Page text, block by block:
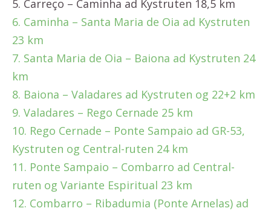
5. Carreço – Caminha ad Kystruten 18,5 km
6. Caminha – Santa Maria de Oia ad Kystruten
23 km
7. Santa Maria de Oia – Baiona ad Kystruten 24
km
8. Baiona – Valadares ad Kystruten og 22+2 km
9. Valadares – Rego Cernade 25 km
10. Rego Cernade – Ponte Sampaio ad GR-53,
Kystruten og Central-ruten 24 km
11. Ponte Sampaio – Combarro ad Central-
ruten og Variante Espiritual 23 km
12. Combarro – Ribadumia (Ponte Arnelas) ad